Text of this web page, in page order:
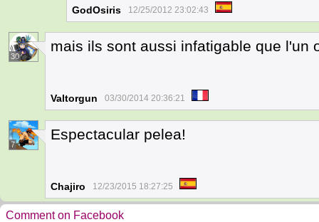
GodOsiris 12/25/2012 23:02:43
30
mais ils sont aussi infatigable que l'un
Valtorgun 03/30/2014 20:36:21
7
Espectacular pelea!
Chajiro 12/23/2015 18:27:25
Comment on Facebook